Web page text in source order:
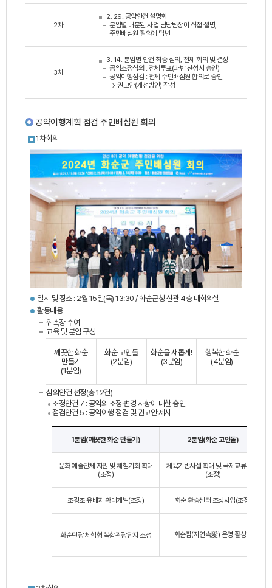
2차
2. 29. 공약안건 설명회
분임별 배분된 사업 담당팀장이 직접 설명,
주민배심원 질의에 답변
3차
3. 14. 분임별 안건 최종 심의, 전체 회의 및 결정
공약조정심의 : 전체투표(과반 찬성시 승인)
공약이행점검 : 전체 주민배심원 합의로 승인
⇒ 권고안(개선방안) 작성
공약이행계획 점검 주민배심원 회의
1차회의
일시 및 장소 : 2월 15일(목) 13:30 / 화순군청 신관 4층 대회의실
활동내용
위촉장 수여
교육 및 분임 구성
깨끗한 화순
만들기
(1분임)
화순 고인돌
(2분임)
화순을 새롭게!
(3분임)
행복한 화순
(4분임)
심의안건 선정(총 12건)
조정안건 7 : 공약의 조정·변경 사항에 대한 승인
점검안건 5 : 공약이행 점검 및 권고안 제시
1분임(깨끗한 화순 만들기) 2분임(화순 고인돌)
문화‧예술단체 지원 및 체험기회 확대
(조정)
체육기반시설 확대 및 국제교류 확대
(조정)
조광조 유배지 확대개발(조정) 화순 환승센터 조성사업(조정)
화순탄광 체험형 복합관광단지 조성 화순팜(자연속愛) 운영 활성화